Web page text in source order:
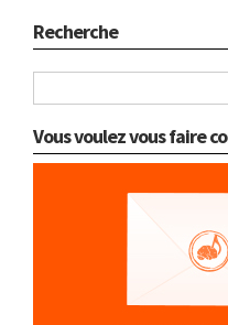
Recherche
Vous voulez vous faire